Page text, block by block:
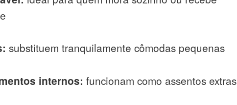
substituem tranquilamente cômodas pequenas
internos: funcionam como assentos extras